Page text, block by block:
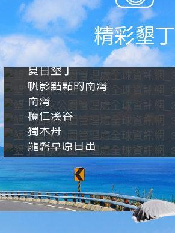
精彩墾丁
夏日墾丁
帆影點點的南灣
南灣
欖仁溪谷
獨木舟
龍磐草原日出